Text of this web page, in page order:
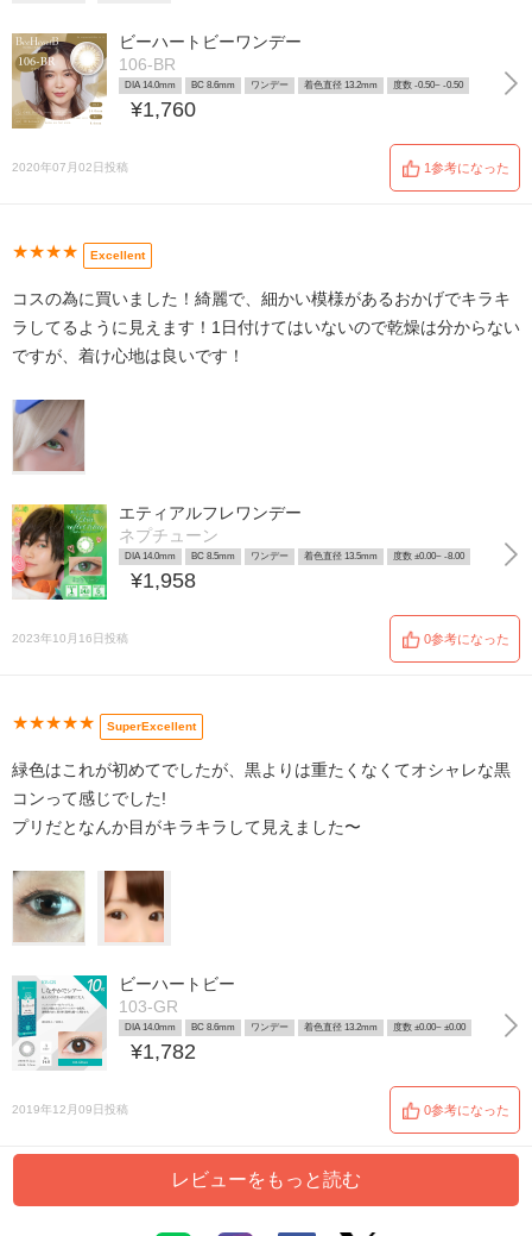
ビーハートビーワンデー
106-BR
DIA 14.0mm BC 8.6mm ワンデー 着色直径 13.2mm 度数 -0.50~ -0.50
¥1,760
2020年07月02日投稿 1参考になった
★★★★ Excellent
コスの為に買いました！綺麗で、細かい模様があるおかげでキラキ
ラしてるように見えます！1日付けてはいないので乾燥は分からない
ですが、着け心地は良いです！
エティアルフレワンデー
ネプチューン
DIA 14.0mm BC 8.5mm ワンデー 着色直径 13.5mm 度数 ±0.00~ -8.00
¥1,958
2023年10月16日投稿 0参考になった
★★★★★ SuperExcellent
緑色はこれが初めてでしたが、黒よりは重たくなくてオシャレな黒
コンって感じでした!
プリだとなんか目がキラキラして見えました〜
ビーハートビー
103-GR
DIA 14.0mm BC 8.6mm ワンデー 着色直径 13.2mm 度数 ±0.00~ ±0.00
¥1,782
2019年12月09日投稿 0参考になった
レビューをもっと読む